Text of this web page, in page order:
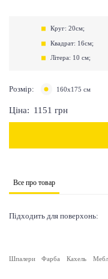
Круг: 20см;
Квадрат: 16см;
Літера: 10 см;
Розмір: 160х175 см
Ціна: 1151 грн
Все про товар
Підходить для поверхонь:
Шпалери Фарба Кахель